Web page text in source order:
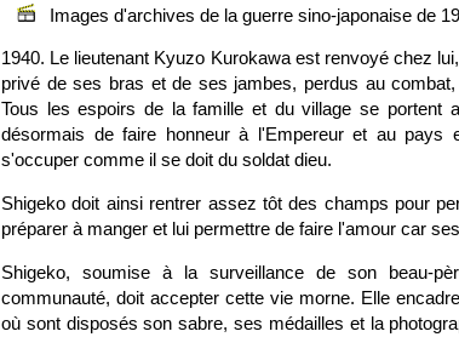
Images d'archives de la guerre sino-japonaise de
1940. Le lieutenant Kyuzo Kurokawa est renvoyé chez
privé de ses bras et de ses jambes, perdus au
Tous les espoirs de la famille et du village se portent
désormais de faire honneur à l'Empereur et au
s'occuper comme il se doit du soldat dieu.
Shigeko doit ainsi rentrer assez tôt des champs pour
préparer à manger et lui permettre de faire l'amour car
Shigeko, soumise à la surveillance de son beau-
communauté, doit accepter cette vie morne. Elle
où sont disposés son sabre, ses médailles et la